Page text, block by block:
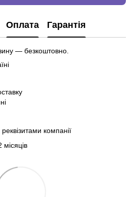
Оплата Гарантія
— безкоштовно.
компанії
місяців